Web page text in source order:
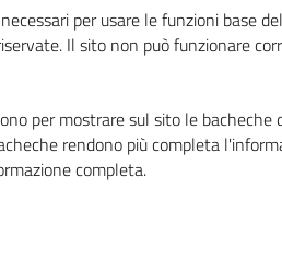
sede di
Europa
procedura selettiva finalizzata
della sede di Bruxelles.
entro e non oltre il 7 giugno
per usare le funzioni base
Il sito non può funzionare
per mostrare sul sito le
rendono più completa
completa.